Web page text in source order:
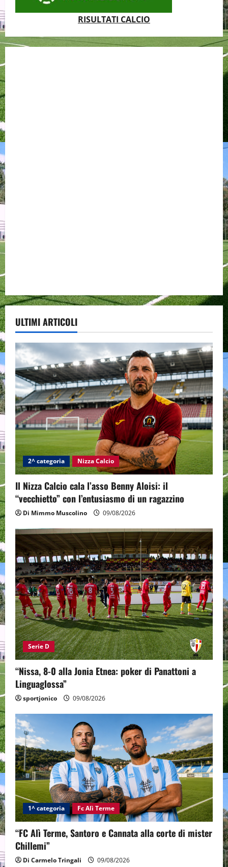
RISULTATI CALCIO
ULTIMI ARTICOLI
2^ categoria Nizza Calcio
Il Nizza Calcio cala l’asso Benny Aloisi: il
“vecchietto” con l’entusiasmo di un ragazzino
Di Mimmo Muscolino 09/08/2026
Serie D
“Nissa, 8-0 alla Jonia Etnea: poker di Panattoni a
Linguaglossa”
sportjonico 09/08/2026
1^ categoria Fc Alì Terme
“FC Alì Terme, Santoro e Cannata alla corte di mister
Chillemi”
Di Carmelo Tringali 09/08/2026